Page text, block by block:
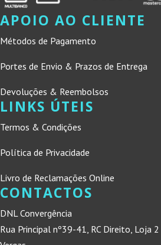
APOIO AO CLIENTE
Métodos de Pagamento
Portes de Envio & Prazos de Entrega
Devoluções & Reembolsos
LINKS ÚTEIS
Termos & Condições
Política de Privacidade
Livro de Reclamações Online
CONTACTOS
DNL Convergência
Rua Principal nº39-41, RC Direito, Loja 2